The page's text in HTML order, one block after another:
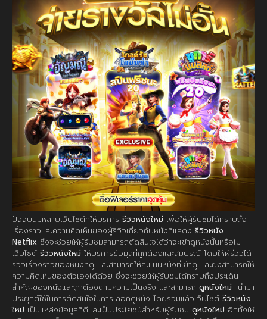
ปัจจุบันมีหลายเว็บไซต์ที่ให้บริการ รีวิวหนังใหม่ เพื่อให้ผู้รับชมได้ทราบถึง
เรื่องราวและความคิดเห็นของผู้รีวิวเกี่ยวกับหนังที่แสดง รีวิวหนัง
Netflix ซึ่งจะช่วยให้ผู้รับชมสามารถตัดสินใจได้ว่าจะเข้าดูหนังนั้นหรือไม่
เว็บไซต์ รีวิวหนังใหม่ ให้บริการข้อมูลที่ถูกต้องและสมบูรณ์ โดยให้ผู้รีวิวได้
รีวิวเรื่องราวของหนังที่ดู และสามารถให้คะแนนหนังที่เข้าดู และยังสามารถให้
ความคิดเห็นของตัวเองได้ด้วย ซึ่งจะช่วยให้ผู้รับชมได้ทราบถึงประเด็น
สำคัญของหนังและถูกต้องตามความเป็นจริง และสามารถ ดูหนังใหม่ นำมา
ประยุกต์ใช้ในการตัดสินใจในการเลือกดูหนัง โดยรวมแล้วเว็บไซต์ รีวิวหนัง
ใหม่ เป็นแหล่งข้อมูลที่ดีและเป็นประโยชน์สำหรับผู้รับชม ดูหนังใหม่ อีกทั้งให้